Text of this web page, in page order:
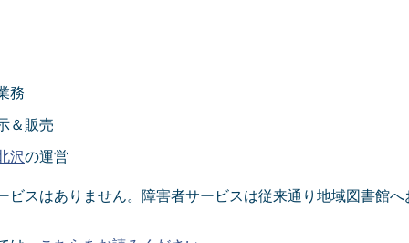
務
＆販売
沢の運営
ビスはありません。障害者サービスは従来通り地域図書館へ